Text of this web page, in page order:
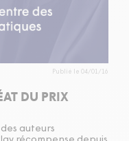
Publié le 04/01/16
DU PRIX
auteurs